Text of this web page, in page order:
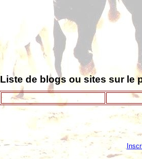
Liste de blogs ou sites sur le